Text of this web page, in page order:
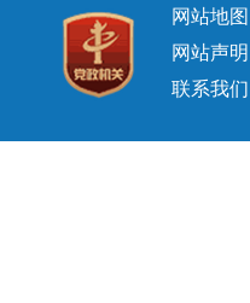
网站地图
网站声明
联系我们